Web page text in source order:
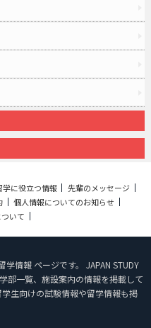
学に役立つ情報
先輩のメッセージ
個人情報についてのお知らせ
いて
情報 ページです。 JAPAN STUDY
部一覧、施設案内の情報を掲載して
生向けの試験情報や留学情報も掲